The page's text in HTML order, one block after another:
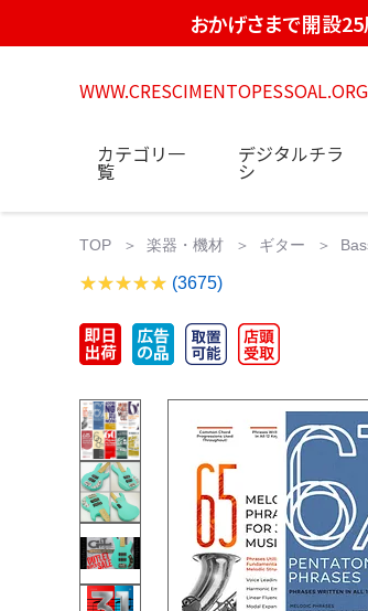
おかげさまで開設
WWW.CRESCIMENTOPESSOAL.ORG
カテゴリ一
覧
デジタルチラ
シ
TOP 楽器・機材 ギター
(3675)